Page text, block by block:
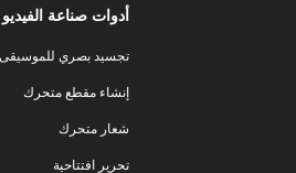
أدوات صناعة الفيديو
تجسيد بصري للموسيقى
إنشاء مقطع متحرك
شعار متحرك
تحرير افتتاحية